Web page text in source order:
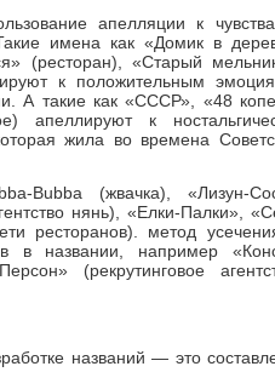
апелляции к
имена как «Домик в
(ресторан), «Старый
к положительным
А такие как «СССР», «48
апеллируют к
жила во времена
(жвачка), «Лизун-
нянь), «Елки-Палки»,
ресторанов). метод
в названии, например
(рекрутинговое
названий — это